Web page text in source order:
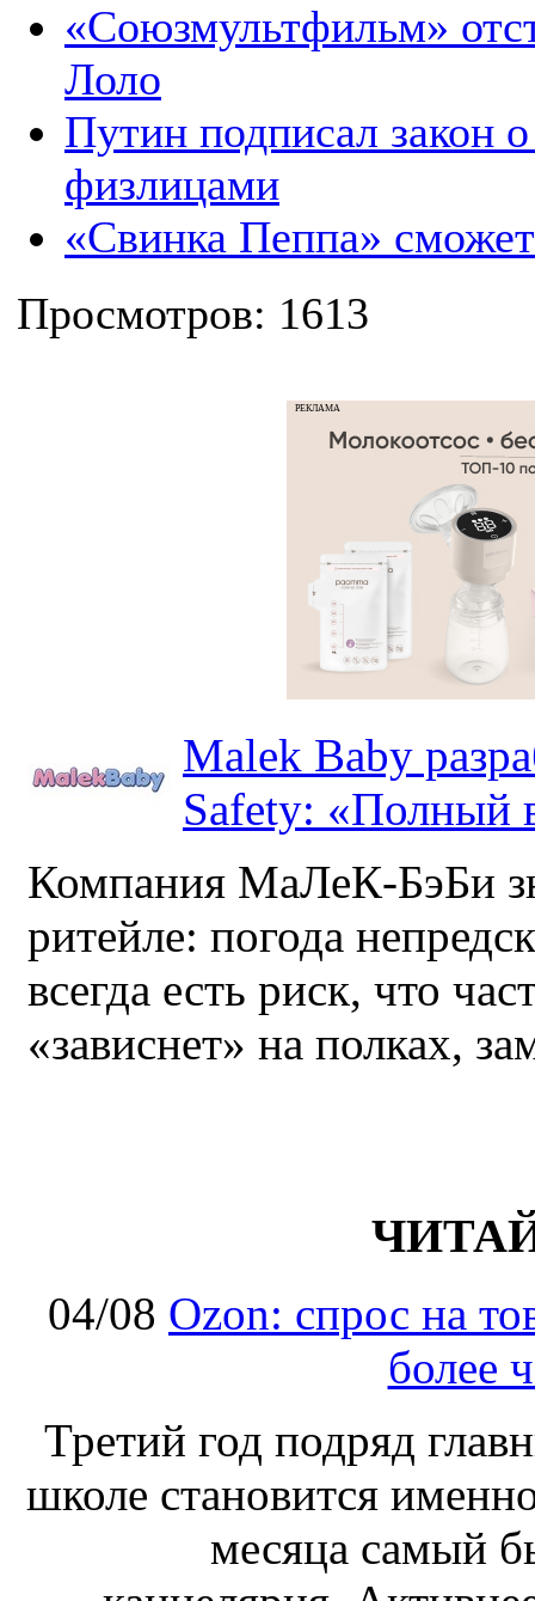
«Союзмультфильм»
Лоло
Путин подписал закон
физлицами
«Свинка Пеппа»
Просмотров: 1613
РЕКЛАМА
Malek Baby
Safety: «Полный
Компания МаЛеК-БэБи
ритейле: погода
всегда есть риск, что
«зависнет» на полках,
04/08 Ozon: спрос на
более
Третий год подряд
школе становится
месяца самый